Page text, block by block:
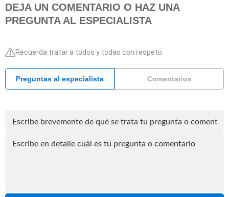
DEJA UN COMENTARIO O HAZ UNA
PREGUNTA AL ESPECIALISTA
Recuerda tratar a todos y todas con respeto.
Preguntas al especialista Comentarios